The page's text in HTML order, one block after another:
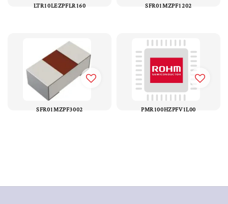
LTR10LEZPFLR160 SFR01MZPF1202
SFR01MZPF3002 PMR100HZPFV1L00